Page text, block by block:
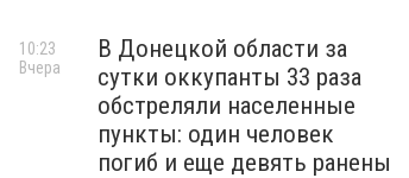
В Донецкой области за
сутки оккупанты 33 раза
обстреляли населенные
пункты: один человек
погиб и еще девять ранены
10:23
Вчера